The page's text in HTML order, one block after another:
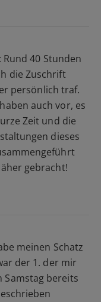
40 Stunden
die Zuschrift
persönlich traf.
auch vor, es
Zeit und die
dieses
gebracht!
meinen Schatz
der 1. der mir
Samstag bereits